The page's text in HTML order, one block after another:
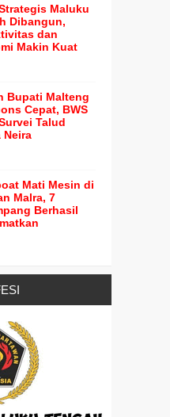
Maluku
Dibangun,
dan
Makin Kuat
Bupati Malteng
Cepat, BWS
Talud
Neira
Mati Mesin di
Malra, 7
Berhasil